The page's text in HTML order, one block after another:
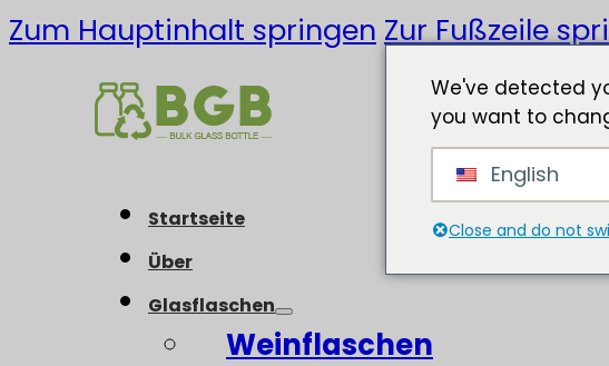
Zum Hauptinhalt springen Zur Fußzeile
Startseite
Über
Glasflaschen
Weinflaschen
We've detected
you want to
English
Close and do not